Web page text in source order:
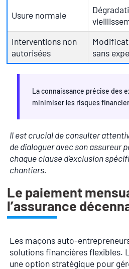
Usure normale
Interventions non
autorisées
sans
La connaissance précise des
minimiser les risques
Il est crucial de consulter
de dialoguer avec son assureur
chaque clause d’exclusion
chantiers.
Le paiement
l’assurance
Les maçons auto-
solutions financières flexibles.
une option stratégique pour